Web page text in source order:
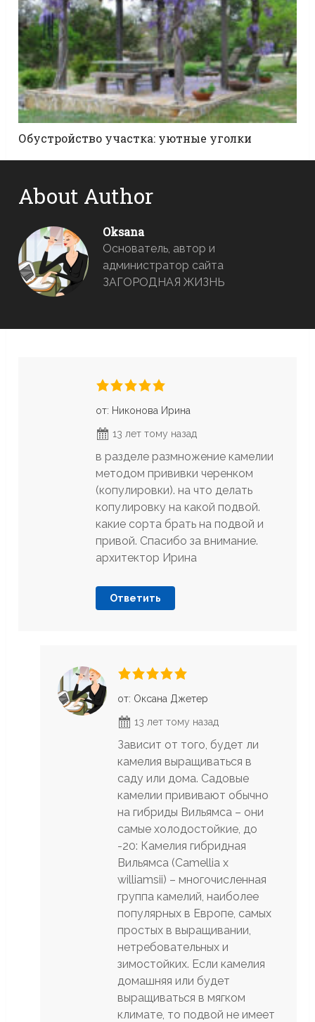
Обустройство участка: уютные уголки
About Author
Oksana
Основатель, автор и
администратор сайта
ЗАГОРОДНАЯ ЖИЗНЬ
от: Никонова Ирина
13 лет тому назад
в разделе размножение камелии
методом прививки черенком
(копулировки). на что делать
копулировку на какой подвой.
какие сорта брать на подвой и
привой. Спасибо за внимание.
архитектор Ирина
Ответить
от: Оксана Джетер
13 лет тому назад
Зависит от того, будет ли
камелия выращиваться в
саду или дома. Садовые
камелии прививают обычно
на гибриды Вильямса – они
самые холодостойкие, до
-20: Камелия гибридная
Вильямса (Camellia x
williamsii) – многочисленная
группа камелий, наиболее
популярных в Европе, самых
простых в выращивании,
нетребовательных и
зимостойких. Если камелия
домашняя или будет
выращиваться в мягком
климате, то подвой не имеет